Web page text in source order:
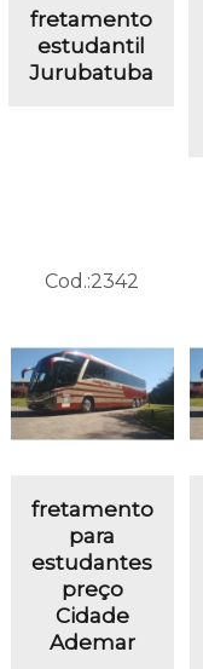
fretamento
estudantil
Jurubatuba
Cod.:2342
fretamento
para
estudantes
preço
Cidade
Ademar